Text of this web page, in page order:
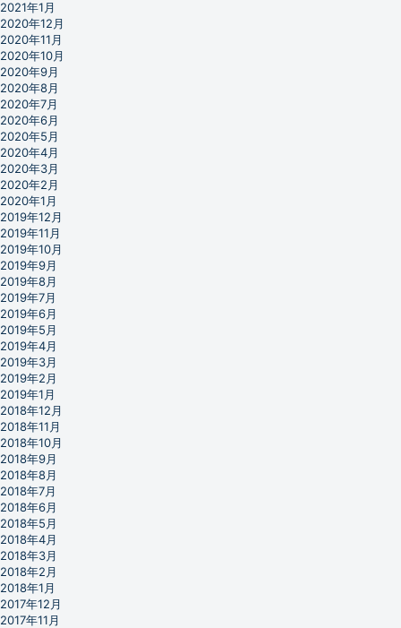
2021年1月
2020年12月
2020年11月
2020年10月
2020年9月
2020年8月
2020年7月
2020年6月
2020年5月
2020年4月
2020年3月
2020年2月
2020年1月
2019年12月
2019年11月
2019年10月
2019年9月
2019年8月
2019年7月
2019年6月
2019年5月
2019年4月
2019年3月
2019年2月
2019年1月
2018年12月
2018年11月
2018年10月
2018年9月
2018年8月
2018年7月
2018年6月
2018年5月
2018年4月
2018年3月
2018年2月
2018年1月
2017年12月
2017年11月